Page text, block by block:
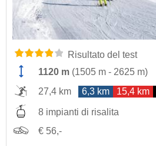
Risultato del test
1120 m (1505 m - 2625 m)
27,4 km
6,3 km 15,4 km
8 impianti di risalita
€ 56,-